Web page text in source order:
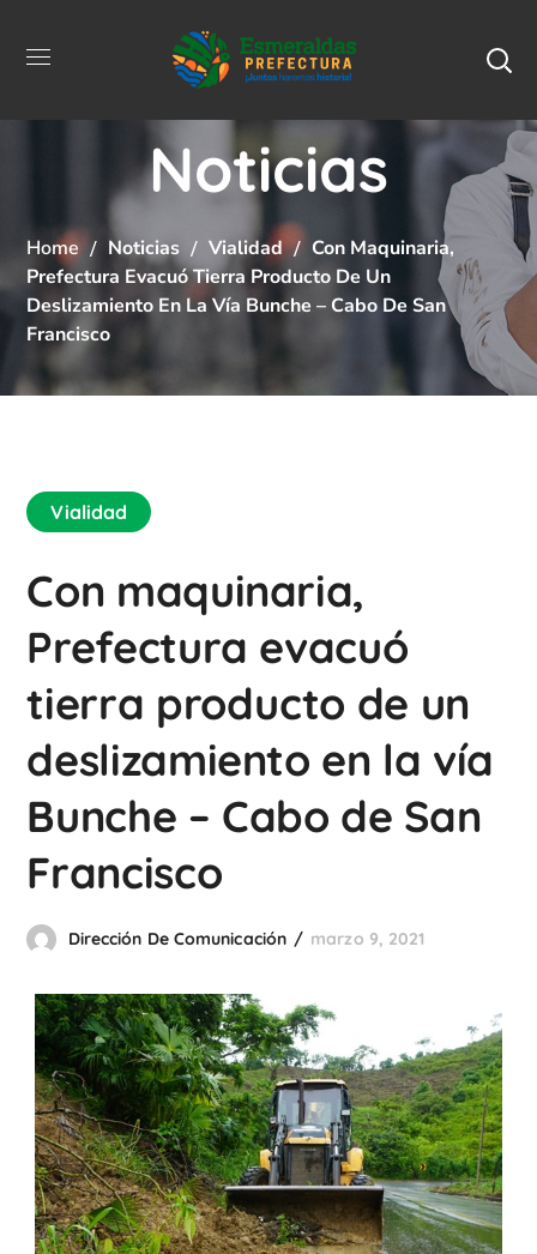
Noticias
Home Noticias Vialidad
Con Maquinaria,
Prefectura Evacuó Tierra Producto De Un
Deslizamiento En La Vía Bunche – Cabo De San
Francisco
Vialidad
Con maquinaria,
Prefectura evacuó
tierra producto de un
deslizamiento en la vía
Bunche – Cabo de San
Francisco
Dirección De Comunicación marzo 9, 2021